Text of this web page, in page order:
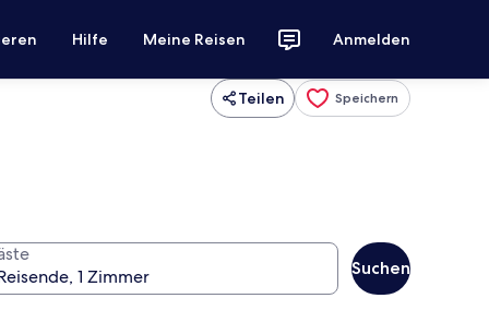
Hilfe Meine Reisen Anmelden
Teilen Speichern
Suchen